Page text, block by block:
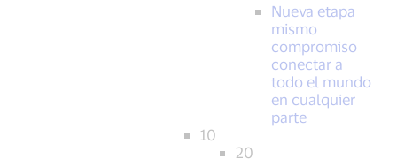
Nueva etapa
mismo
compromiso
conectar a
todo el mundo
en cualquier
parte
10
20